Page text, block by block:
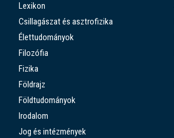
Lexikon
Csillagászat és asztrofizika
Élettudományok
Filozófia
Fizika
Földrajz
Földtudományok
Irodalom
Jog és intézmények